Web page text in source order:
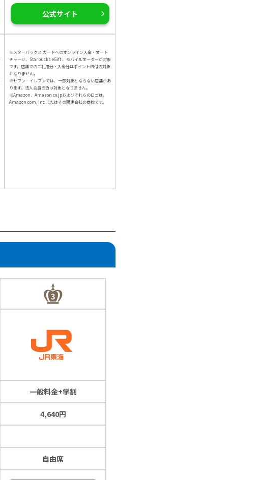
公式サイト
※スターバックス カードへのオンライン入金・オート
チャージ、Starbucks eGift 、モバイルオーダーが対象
です。店舗でのご利用分・入金分はポイント倍付の対象
となりません。
※セブン‐イレブンでは、一部対象とならない店舗があ
ります。法人会員の方は対象となりません。
※Amazon、Amazon.co.jpおよびそれらのロゴは、
Amazon.com, Inc.またはその関連会社の商標です。
一般料金+学割
4,640円
自由席